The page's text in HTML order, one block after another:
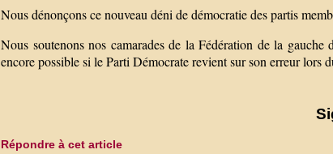
Nous dénonçons ce nouveau déni de démocratie des partis
Nous soutenons nos camarades de la Fédération de la
encore possible si le Parti Démocrate revient sur son erreur lors
Répondre à cet article